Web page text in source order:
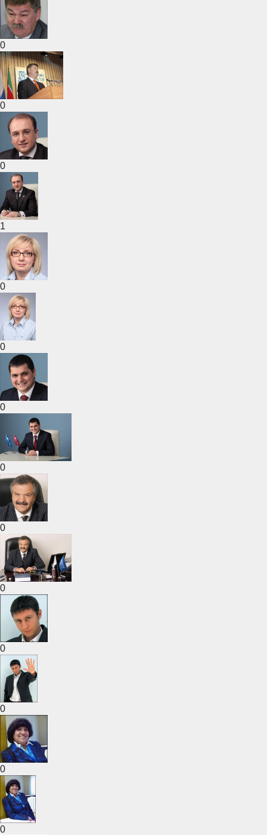
0
0
0
1
0
0
0
0
0
0
0
0
0
0